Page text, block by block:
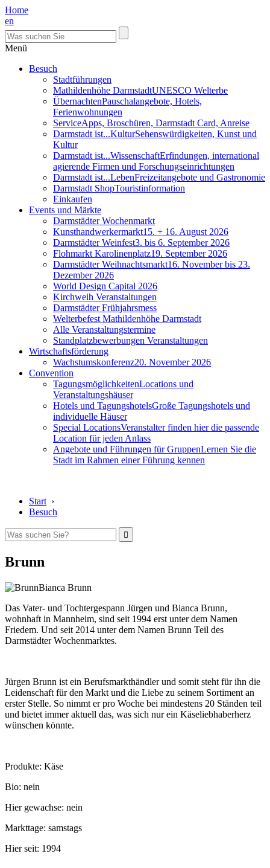
Home
en
Menü
Besuch
Stadtführungen
Mathildenhöhe DarmstadtUNESCO Welterbe
ÜbernachtenPauschalangebote, Hotels,
Ferienwohnungen
ServiceApps, Broschüren, Darmstadt Card, Anreise
Darmstadt ist...KulturSehenswürdigkeiten, Kunst und
Kultur
Darmstadt ist...WissenschaftErfindungen, international
agierende Firmen und Forschungseinrichtungen
Darmstadt ist...LebenFreizeitangebote und Gastronomie
Darmstadt ShopTouristinformation
Einkaufen
Events und Märkte
Darmstädter Wochenmarkt
Kunsthandwerkermarkt15. + 16. August 2026
Darmstädter Weinfest3. bis 6. September 2026
Flohmarkt Karolinenplatz19. September 2026
Darmstädter Weihnachtsmarkt16. November bis 23.
Dezember 2026
World Design Capital 2026
Kirchweih Veranstaltungen
Darmstädter Frühjahrsmess
Welterbefest Mathildenhöhe Darmstadt
Alle Veranstaltungstermine
Standplatzbewerbungen Veranstaltungen
Wirtschaftsförderung
Wachstumskonferenz20. November 2026
Convention
TagungsmöglichkeitenLocations und
Veranstaltungshäuser
Hotels und TagungshotelsGroße Tagungshotels und
individuelle Häuser
Special LocationsVeranstalter finden hier die passende
Location für jeden Anlass
Angebote und Führungen für GruppenLernen Sie die
Stadt im Rahmen einer Führung kennen
Start ›
Besuch
Brunn
Bianca Brunn
Das Vater- und Tochtergespann Jürgen und Bianca Brunn,
wohnhaft in Mannheim, sind seit 1994 erst unter dem Namen
Friedem. Und seit 2014 unter dem Namen Brunn Teil des
Darmstädter Wochenmarktes.
Jürgen Brunn ist ein Berufsmarkthändler und somit steht für ihn die
Leidenschaft für den Markt und die Liebe zu seinem Sortiment an
erster Stelle. So nimmt er pro Woche bei mindestens 20 Ständen teil
und bietet immer aktuell das, was sich nur ein Käseliebhaberherz
wünschen könnte.
Produkte: Käse
Bio: nein
Hier gewachse: nein
Markttage: samstags
Hier seit: 1994